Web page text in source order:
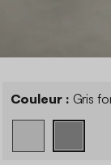
Couleur : Gris